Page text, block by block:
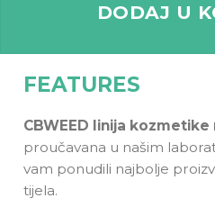
DODAJ U
FEATURES
CBWEED linija
proučavana u našim
vam ponudili najbolje
tijela.